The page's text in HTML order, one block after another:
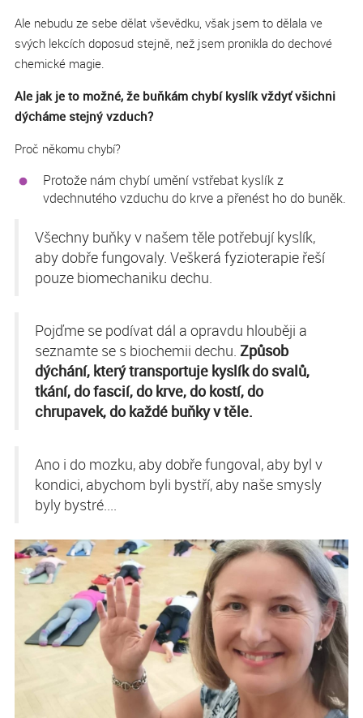
Ale nebudu ze sebe dělat vševědku, však jsem to dělala ve
svých lekcích doposud stejně, než jsem pronikla do dechové
chemické magie.
Ale jak je to možné, že buňkám chybí kyslík vždyť všichni
dýcháme stejný vzduch?
Proč někomu chybí?
Protože nám chybí umění vstřebat kyslík z
vdechnutého vzduchu do krve a přenést ho do buněk.
Všechny buňky v našem těle potřebují kyslík,
aby dobře fungovaly. Veškerá fyzioterapie řeší
pouze biomechaniku dechu.
Pojďme se podívat dál a opravdu hlouběji a
seznamte se s biochemii dechu. Způsob
dýchání, který transportuje kyslík do svalů,
tkání, do fascií, do krve, do kostí, do
chrupavek, do každé buňky v těle.
Ano i do mozku, aby dobře fungoval, aby byl v
kondici, abychom byli bystří, aby naše smysly
byly bystré....